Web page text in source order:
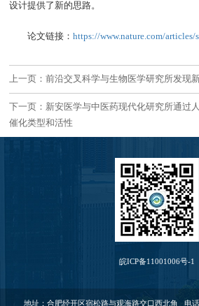
设计提供了新的思路。
论文链接：https://www.nature.com/articles/
上一页：前沿交叉科学与生物医学研究所发现
下一页：新安医学与中医药现代化研究所通过
催化类型和活性
皖ICP备11001006号-1
地址：合肥经开区宿松路与观海路交口西北角 电